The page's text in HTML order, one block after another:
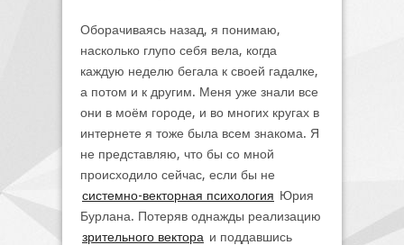
Оборачиваясь назад, я понимаю,
насколько глупо себя вела, когда
каждую неделю бегала к своей гадалке,
а потом и к другим. Меня уже знали все
они в моём городе, и во многих кругах в
интернете я тоже была всем знакома. Я
не представляю, что бы со мной
происходило сейчас, если бы не
системно-векторная психология Юрия
Бурлана. Потеряв однажды реализацию
зрительного вектора и поддавшись